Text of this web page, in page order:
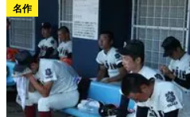
名作